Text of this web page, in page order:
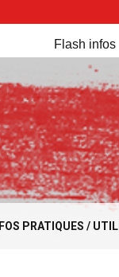
Flash infos
Absurdités et
PRATIQUES /